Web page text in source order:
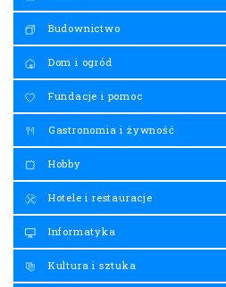
Budownictwo
Dom i ogród
Fundacje i pomoc
Gastronomia i żywność
Hobby
Hotele i restauracje
Informatyka
Kultura i sztuka